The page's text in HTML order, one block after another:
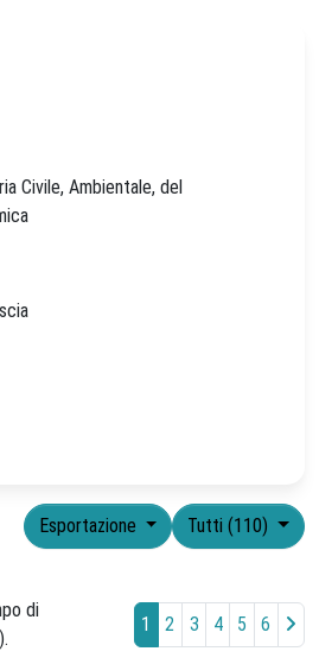
Civile, Ambientale, del
Tutti (110)
Esportazione
di
1 2 3 4 5 6